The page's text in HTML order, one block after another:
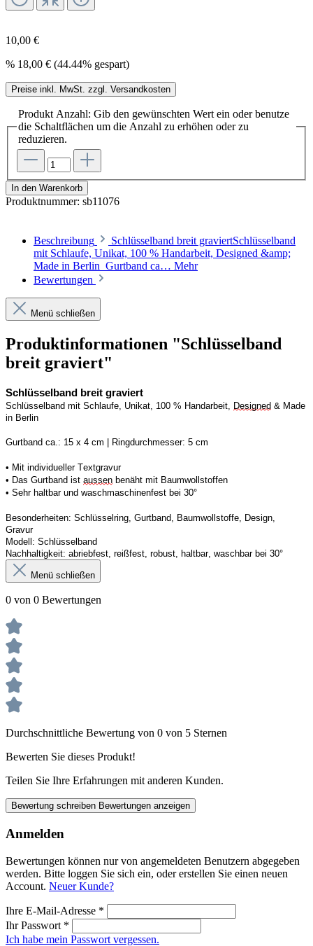
10,00 €
% 18,00 € (44.44% gespart)
Preise inkl. MwSt. zzgl. Versandkosten
Produkt Anzahl: Gib den gewünschten Wert ein oder benutze
die Schaltflächen um die Anzahl zu erhöhen oder zu
reduzieren.
In den Warenkorb
Produktnummer: sb11076
Beschreibung
Schlüsselband breit graviertSchlüsselband
mit Schlaufe, Unikat, 100 % Handarbeit, Designed &amp;
Made in Berlin Gurtband ca… Mehr
Bewertungen
Menü schließen
Produktinformationen "Schlüsselband
breit graviert"
Schlüsselband breit graviert
Schlüsselband mit Schlaufe, Unikat, 100 % Handarbeit, Designed & Made
in Berlin
Gurtband ca.: 15 x 4 cm | Ringdurchmesser: 5 cm
• Mit individueller Textgravur
• Das Gurtband ist aussen benäht mit Baumwollstoffen
• Sehr haltbar und waschmaschinenfest bei 30°
Besonderheiten: Schlüsselring, Gurtband, Baumwollstoffe, Design,
Gravur
Modell: Schlüsselband
Nachhaltigkeit: abriebfest, reißfest, robust, haltbar, waschbar bei 30°
Menü schließen
0 von 0 Bewertungen
Durchschnittliche Bewertung von 0 von 5 Sternen
Bewerten Sie dieses Produkt!
Teilen Sie Ihre Erfahrungen mit anderen Kunden.
Bewertung schreiben Bewertungen anzeigen
Anmelden
Bewertungen können nur von angemeldeten Benutzern abgegeben
werden. Bitte loggen Sie sich ein, oder erstellen Sie einen neuen
Account. Neuer Kunde?
Ihre E-Mail-Adresse *
Ihr Passwort *
Ich habe mein Passwort vergessen.